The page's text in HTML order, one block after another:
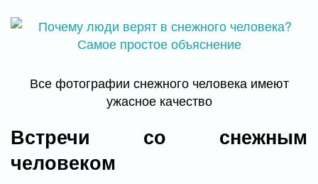
Все фотографии снежного человека имеют
ужасное качество
Встречи со снежным
человеком